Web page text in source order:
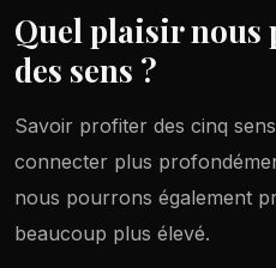
Quel plaisir nous
des sens ?
Savoir profiter des cinq
connecter plus
nous pourrons également
beaucoup plus élevé.